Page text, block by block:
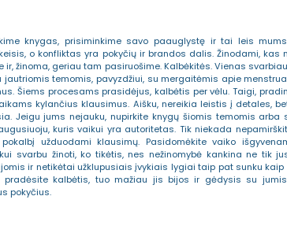
knygas, prisiminkime savo paauglystę ir tai leis
o konfliktas yra pokyčių ir brandos dalis. Žinodami, kas
ir, žinoma, geriau tam pasiruošime. Kalbėkitės. Vienas
temomis, pavyzdžiui, su mergaitėmis apie
Šiems procesams prasidėjus, kalbėtis per vėlu. Taigi,
kylančius klausimus. Aišku, nereikia leistis į detales,
Jeigu jums nejauku, nupirkite knygų šiomis temomis arba
kuris vaikui yra autoritetas. Tik niekada
užduodami klausimų. Pasidomėkite vaiko
svarbu žinoti, ko tikėtis, nes nežinomybė kankina ne tik
ir netikėtai užklupusiais įvykiais lygiai taip pat sunku kaip
kalbėtis, tuo mažiau jis bijos ir gėdysis su
pokyčius.